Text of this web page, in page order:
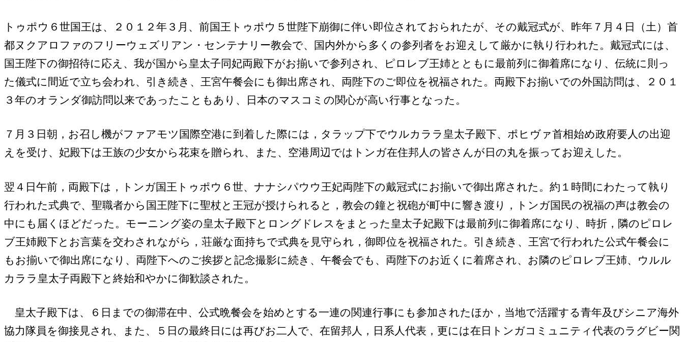
トゥポウ６世国王は、２０１２年３月、前国王トゥポウ５世陛下崩御に伴い即位されておられたが、その戴冠式が、昨年７月４日（土）首
都ヌクアロファのフリーウェズリアン・センテナリー教会で、国内外から多くの参列者をお迎えして厳かに執り行われた。戴冠式には、
国王陛下の御招待に応え、我が国から皇太子同妃両殿下がお揃いで参列され、ピロレブ王姉とともに最前列に御着席になり、伝統に則っ
た儀式に間近で立ち会われ、引き続き、王宮午餐会にも御出席され、両陛下のご即位を祝福された。両殿下お揃いでの外国訪問は、２０１
３年のオランダ御訪問以来であったこともあり、日本のマスコミの関心が高い行事となった。
７月３日朝，お召し機がファアモツ国際空港に到着した際には，タラップ下でウルカララ皇太子殿下、ポヒヴァ首相始め政府要人の出迎
えを受け、妃殿下は王族の少女から花束を贈られ、また、空港周辺ではトンガ在住邦人の皆さんが日の丸を振ってお迎えした。
翌４日午前，両殿下は，トンガ国王トゥポウ６世、ナナシパウウ王妃両陛下の戴冠式にお揃いで御出席された。約１時間にわたって執り
行われた式典で、聖職者から国王陛下に聖杖と王冠が授けられると，教会の鐘と祝砲が町中に響き渡り，トンガ国民の祝福の声は教会の
中にも届くほどだった。モーニング姿の皇太子殿下とロングドレスをまとった皇太子妃殿下は最前列に御着席になり、時折，隣のピロレ
ブ王姉殿下とお言葉を交わされながら，荘厳な面持ちで式典を見守られ，御即位を祝福された。引き続き、王宮で行われた公式午餐会に
もお揃いで御出席になり、両陛下へのご挨拶と記念撮影に続き、午餐会でも、両陛下のお近くに着席され、お隣のピロレブ王姉、ウルル
カララ皇太子両殿下と終始和やかに御歓談された。
皇太子殿下は、６日までの御滞在中、公式晩餐会を始めとする一連の関連行事にも参加されたほか，当地で活躍する青年及びシニア海外
協力隊員を御接見され、また、５日の最終日には再びお二人で、在留邦人，日系人代表，更には在日トンガコミュニティ代表のラグビー関